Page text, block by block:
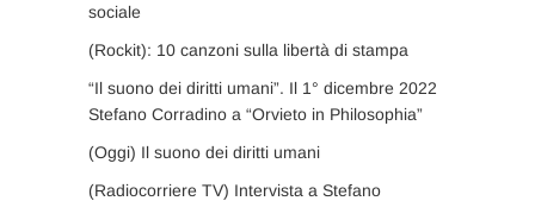
sociale
(Rockit): 10 canzoni sulla libertà di stampa
“Il suono dei diritti umani”. Il 1° dicembre 2022
Stefano Corradino a “Orvieto in Philosophia”
(Oggi) Il suono dei diritti umani
(Radiocorriere TV) Intervista a Stefano